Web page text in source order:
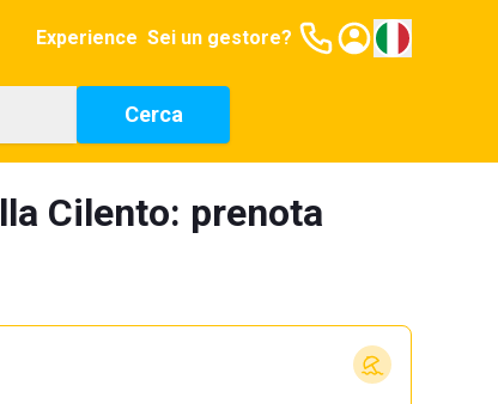
Experience Sei un gestore?
Cerca
Cilento: prenota